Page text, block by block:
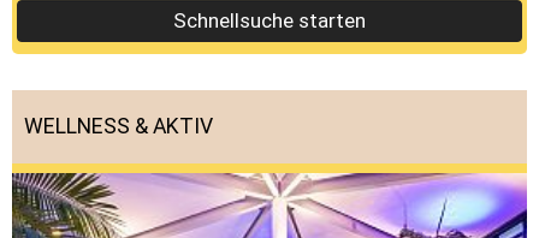
Schnellsuche starten
WELLNESS & AKTIV